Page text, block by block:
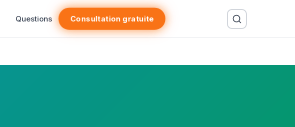
Questions Consultation gratuite